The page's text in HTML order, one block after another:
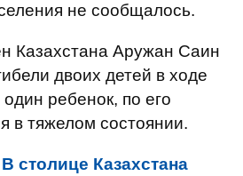
не сообщалось.
Казахстана Аружан Саин
двоих детей в ходе
ребенок, по его
в тяжелом состоянии.
В столице Казахстана